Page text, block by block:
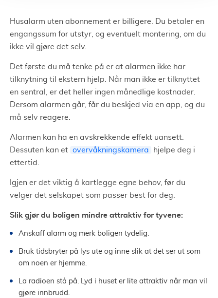
Husalarm uten abonnement er billigere. Du betaler en
engangssum for utstyr, og eventuelt montering, om du
ikke vil gjøre det selv.
Det første du må tenke på er at alarmen ikke har
tilknytning til ekstern hjelp. Når man ikke er tilknyttet
en sentral, er det heller ingen månedlige kostnader.
Dersom alarmen går, får du beskjed via en app, og du
må selv reagere.
Alarmen kan ha en avskrekkende effekt uansett.
Dessuten kan et overvåkningskamera
hjelpe deg i
ettertid.
Igjen er det viktig å kartlegge egne behov, før du
velger det selskapet som passer best for deg.
Slik gjør du boligen mindre attraktiv for tyvene:
Anskaff alarm og merk boligen tydelig.
Bruk tidsbryter på lys ute og inne slik at det ser ut som
om noen er hjemme.
La radioen stå på. Lyd i huset er lite attraktiv når man vil
gjøre innbrudd.